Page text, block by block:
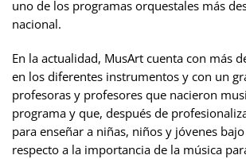
uno de los programas orquestales más
nacional.
En la actualidad, MusArt cuenta con más
en los diferentes instrumentos y con un
profesoras y profesores que nacieron
programa y que, después de
para enseñar a niñas, niños y jóvenes
respecto a la importancia de la música